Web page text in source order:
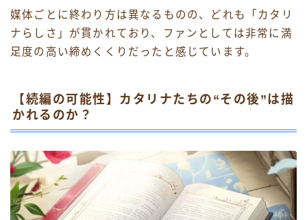
媒体ごとに終わり方は異なるものの、どれも「カタリ
ナらしさ」が貫かれており、ファンとしては非常に満
足度の高い締めくくりだったと感じています。
【続編の可能性】カタリナたちの“その後”は描
かれるのか？